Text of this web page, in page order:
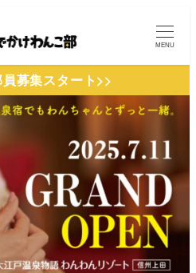
MENU
募集スタート>>